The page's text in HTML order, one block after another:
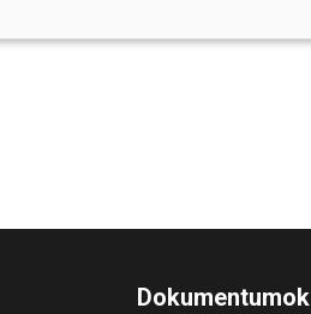
Dokumentumok